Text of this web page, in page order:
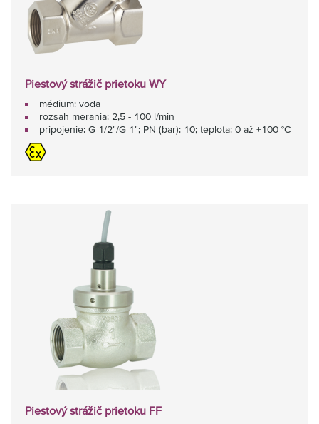
Piestový strážič prietoku WY
médium: voda
rozsah merania: 2,5 - 100 l/min
pripojenie: G 1/2"/G 1"; PN (bar): 10; teplota: 0 až +100 °C
Piestový strážič prietoku FF